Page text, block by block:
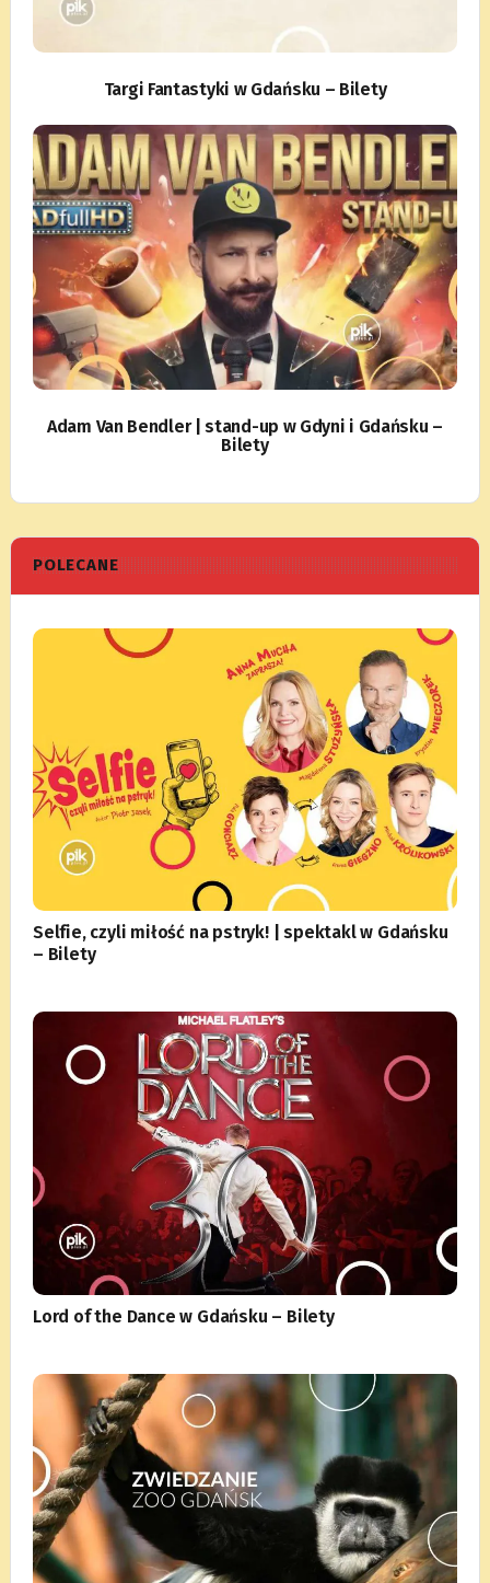
Targi Fantastyki w Gdańsku – Bilety
Adam Van Bendler | stand-up w Gdyni i Gdańsku –
Bilety
POLECANE
Selfie, czyli miłość na pstryk! | spektakl w Gdańsku
– Bilety
Lord of the Dance w Gdańsku – Bilety